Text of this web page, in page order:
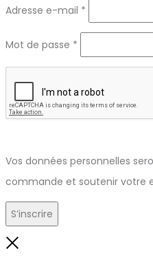
Adresse e-mail *
Mot de passe *
Vos données personnelles
commande et soutenir votre
S’inscrire